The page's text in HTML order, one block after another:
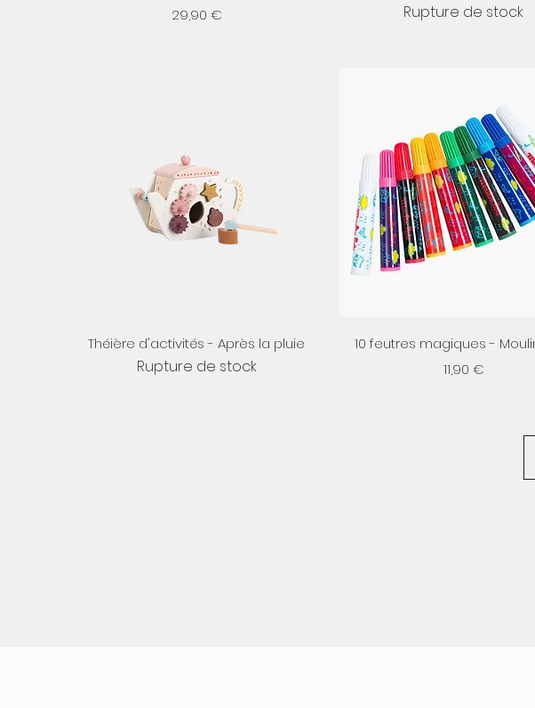
Prix
29,90 € Rupture de stock
Aperçu rapide
Théière d'activités - Après la pluie
Rupture de stock
Aperçu rapide
10 feutres magiques -
Prix
11,90 €